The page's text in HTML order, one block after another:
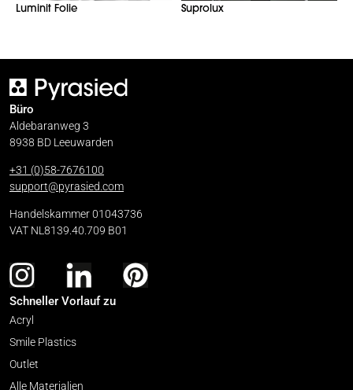
Luminit Folie Suprolux
Büro
Aldebaranweg 3
8938 BD Leeuwarden
+31 (0)58-7676100
support@pyrasied.com
Handelskammer 01043736
VAT NL8139.40.709 B01
Schneller Vorlauf zu
Acryl
Smile Plastics
Outlet
Alle Materialien